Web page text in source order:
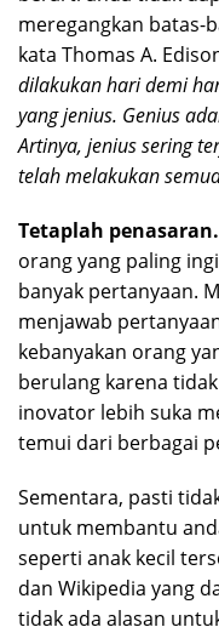
meregangkan batas-
kata Thomas A.
dilakukan hari demi
yang jenius. Genius
Artinya, jenius sering
telah melakukan
Tetaplah penasaran.
orang yang paling
banyak pertanyaan.
menjawab
kebanyakan orang
berulang karena
inovator lebih suka
temui dari berbagai
Sementara, pasti
untuk membantu
seperti anak kecil
dan Wikipedia yang
tidak ada alasan